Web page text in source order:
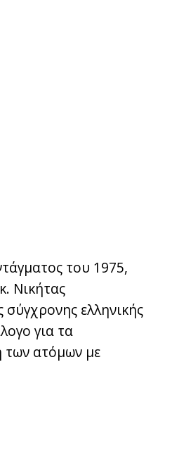
του 1975,
Νικήτας
ελληνικής
για τα
των ατόμων με